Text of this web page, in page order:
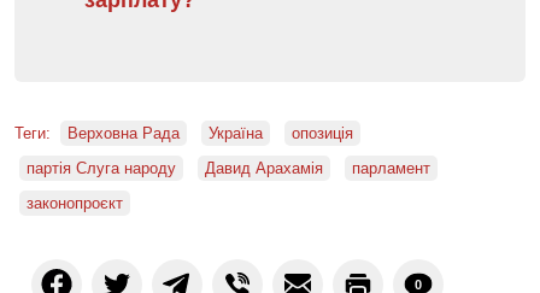
Теги: Верховна Рада Україна
опозиція
партія Слуга народу
Давид Арахамія
парламент
законопроєкт
0